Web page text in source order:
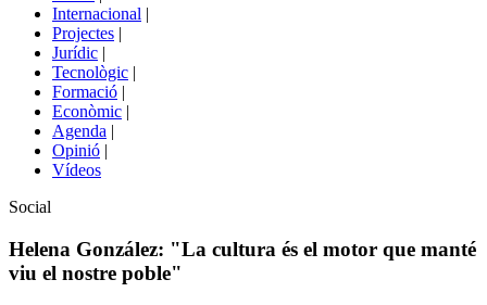
Internacional |
Projectes |
Jurídic |
Tecnològic |
Formació |
Econòmic |
Agenda |
Opinió |
Vídeos
Àmbit
la
notícia
Social
Helena González: "La cultura és el motor que manté
viu el nostre poble"